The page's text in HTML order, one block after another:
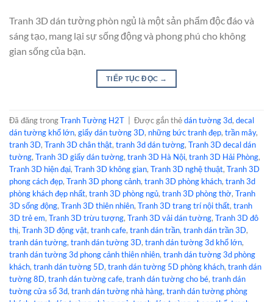
Tranh 3D dán tường phòn ngủ là một sản phẩm độc đáo và
sáng tạo, mang lại sự sống động và phong phú cho không
gian sống của bạn.
TIẾP TỤC ĐỌC →
Đã đăng trongTranh Tường H2T Được gắn thẻdán tường 3d, decal
dán tường khổ lớn, giấy dán tường 3D, những bức tranh đẹp, trần mây,
tranh 3D, Tranh 3D chân thật, tranh 3d dán tường, Tranh 3D decal dán
tường, Tranh 3D giấy dán tường, tranh 3D Hà Nội, tranh 3D Hải Phòng,
Tranh 3D hiện đại, Tranh 3D không gian, Tranh 3D nghệ thuật, Tranh 3D
phong cách đẹp, Tranh 3D phong cảnh, tranh 3D phòng khách, tranh 3d
phòng khách đẹp nhất, tranh 3D phòng ngủ, tranh 3D phòng thờ, Tranh
3D sống động, Tranh 3D thiên nhiên, Tranh 3D trang trí nội thất, tranh
3D trẻ em, Tranh 3D trừu tượng, Tranh 3D vải dán tường, Tranh 3D đô
thị, Tranh 3D động vật, tranh cafe, tranh dán trần, tranh dán trần 3D,
tranh dán tường, tranh dán tường 3D, tranh dán tường 3d khổ lớn,
tranh dán tường 3d phong cảnh thiên nhiên, tranh dán tường 3d phòng
khách, tranh dán tường 5D, tranh dán tường 5D phòng khách, tranh dán
tường 8D, tranh dán tường cafe, tranh dán tường cho bé, tranh dán
tường cửa sổ 3d, tranh dán tường nhà hàng, tranh dán tường phòng